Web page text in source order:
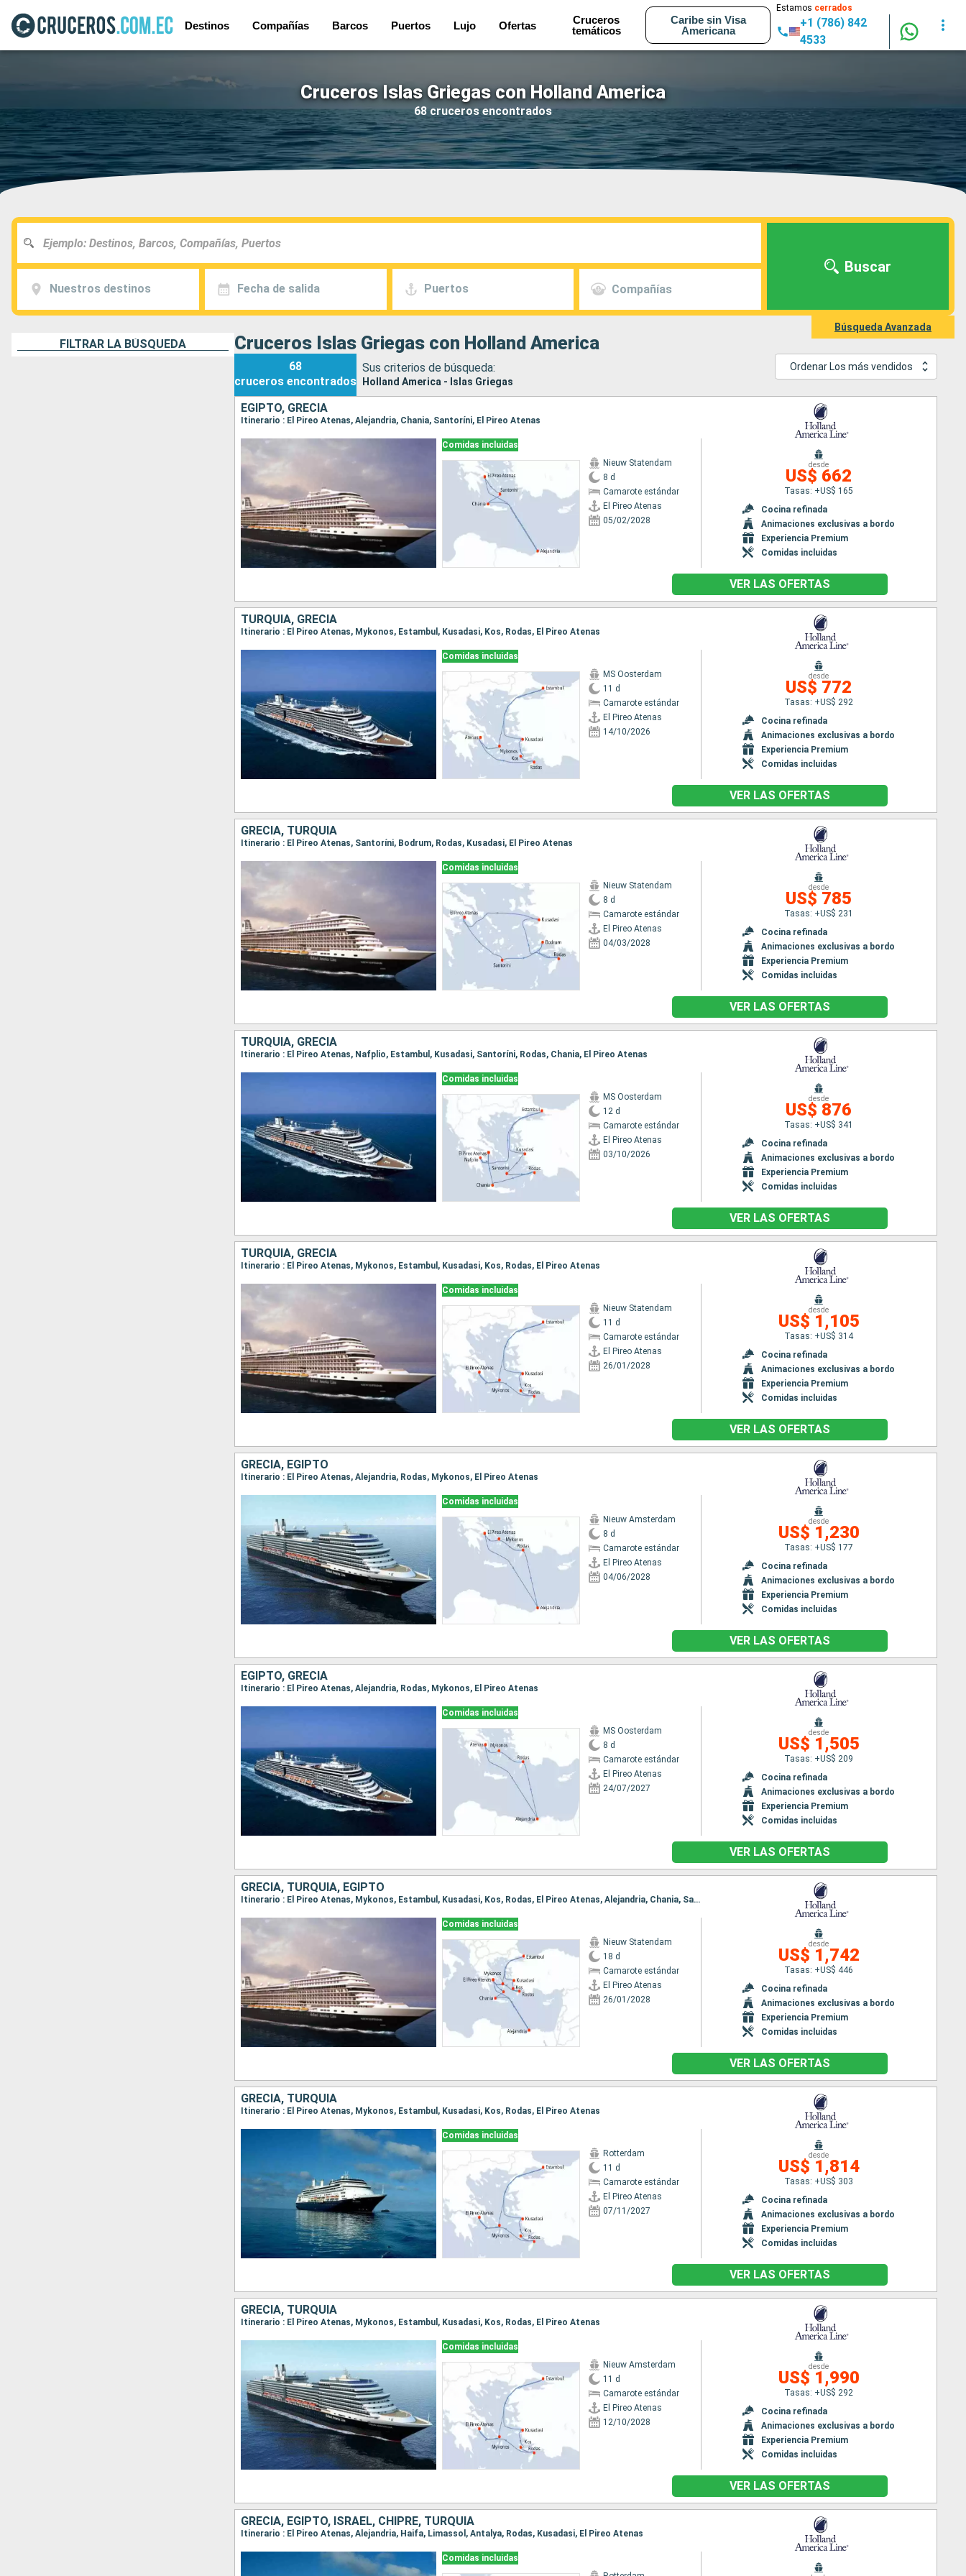
Destinos Compañías Barcos Puertos Lujo Ofertas
Cruceros
temáticos
Caribe sin Visa
Americana
Estamos cerrados
+1 (786) 842
4533
Cruceros Islas Griegas con Holland America
68 cruceros encontrados
Nuestros destinos Fecha de salida Puertos Compañías
Buscar
Búsqueda Avanzada
FILTRAR LA BÚSQUEDA Cruceros Islas Griegas con Holland America
68
cruceros encontrados
Sus criterios de búsqueda:
Holland America - Islas Griegas
Ordenar Los más vendidos
EGIPTO, GRECIA
Itinerario : El Pireo Atenas, Alejandria, Chania, Santoríni, El Pireo Atenas
Comidas incluidas
Nieuw Statendam
8 d
Camarote estándar
El Pireo Atenas
05/02/2028
desde
US$ 662
Tasas: +US$ 165
Cocina refinada
Animaciones exclusivas a bordo
Experiencia Premium
Comidas incluidas
VER LAS OFERTAS
TURQUÍA, GRECIA
Itinerario : El Pireo Atenas, Mykonos, Estambul, Kusadasi, Kos, Rodas, El Pireo Atenas
Comidas incluidas
MS Oosterdam
11 d
Camarote estándar
El Pireo Atenas
14/10/2026
desde
US$ 772
Tasas: +US$ 292
Cocina refinada
Animaciones exclusivas a bordo
Experiencia Premium
Comidas incluidas
VER LAS OFERTAS
GRECIA, TURQUÍA
Itinerario : El Pireo Atenas, Santoríni, Bodrum, Rodas, Kusadasi, El Pireo Atenas
Comidas incluidas
Nieuw Statendam
8 d
Camarote estándar
El Pireo Atenas
04/03/2028
desde
US$ 785
Tasas: +US$ 231
Cocina refinada
Animaciones exclusivas a bordo
Experiencia Premium
Comidas incluidas
VER LAS OFERTAS
TURQUÍA, GRECIA
Itinerario : El Pireo Atenas, Nafplio, Estambul, Kusadasi, Santoríni, Rodas, Chania, El Pireo Atenas
Comidas incluidas
MS Oosterdam
12 d
Camarote estándar
El Pireo Atenas
03/10/2026
desde
US$ 876
Tasas: +US$ 341
Cocina refinada
Animaciones exclusivas a bordo
Experiencia Premium
Comidas incluidas
VER LAS OFERTAS
TURQUÍA, GRECIA
Itinerario : El Pireo Atenas, Mykonos, Estambul, Kusadasi, Kos, Rodas, El Pireo Atenas
Comidas incluidas
Nieuw Statendam
11 d
Camarote estándar
El Pireo Atenas
26/01/2028
desde
US$ 1,105
Tasas: +US$ 314
Cocina refinada
Animaciones exclusivas a bordo
Experiencia Premium
Comidas incluidas
VER LAS OFERTAS
GRECIA, EGIPTO
Itinerario : El Pireo Atenas, Alejandria, Rodas, Mykonos, El Pireo Atenas
Comidas incluidas
Nieuw Amsterdam
8 d
Camarote estándar
El Pireo Atenas
04/06/2028
desde
US$ 1,230
Tasas: +US$ 177
Cocina refinada
Animaciones exclusivas a bordo
Experiencia Premium
Comidas incluidas
VER LAS OFERTAS
EGIPTO, GRECIA
Itinerario : El Pireo Atenas, Alejandria, Rodas, Mykonos, El Pireo Atenas
Comidas incluidas
MS Oosterdam
8 d
Camarote estándar
El Pireo Atenas
24/07/2027
desde
US$ 1,505
Tasas: +US$ 209
Cocina refinada
Animaciones exclusivas a bordo
Experiencia Premium
Comidas incluidas
VER LAS OFERTAS
GRECIA, TURQUÍA, EGIPTO
Itinerario : El Pireo Atenas, Mykonos, Estambul, Kusadasi, Kos, Rodas, El Pireo Atenas, Alejandria, Chania, Santoríni, El Pireo Atenas
Comidas incluidas
Nieuw Statendam
18 d
Camarote estándar
El Pireo Atenas
26/01/2028
desde
US$ 1,742
Tasas: +US$ 446
Cocina refinada
Animaciones exclusivas a bordo
Experiencia Premium
Comidas incluidas
VER LAS OFERTAS
GRECIA, TURQUÍA
Itinerario : El Pireo Atenas, Mykonos, Estambul, Kusadasi, Kos, Rodas, El Pireo Atenas
Comidas incluidas
Rotterdam
11 d
Camarote estándar
El Pireo Atenas
07/11/2027
desde
US$ 1,814
Tasas: +US$ 303
Cocina refinada
Animaciones exclusivas a bordo
Experiencia Premium
Comidas incluidas
VER LAS OFERTAS
GRECIA, TURQUÍA
Itinerario : El Pireo Atenas, Mykonos, Estambul, Kusadasi, Kos, Rodas, El Pireo Atenas
Comidas incluidas
Nieuw Amsterdam
11 d
Camarote estándar
El Pireo Atenas
12/10/2028
desde
US$ 1,990
Tasas: +US$ 292
Cocina refinada
Animaciones exclusivas a bordo
Experiencia Premium
Comidas incluidas
VER LAS OFERTAS
GRECIA, EGIPTO, ISRAEL, CHIPRE, TURQUÍA
Itinerario : El Pireo Atenas, Alejandria, Haifa, Limassol, Antalya, Rodas, Kusadasi, El Pireo Atenas
Comidas incluidas